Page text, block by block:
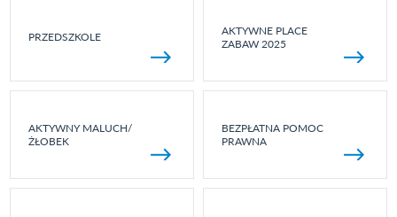
PRZEDSZKOLE
AKTYWNE PLACE
ZABAW 2025
AKTYWNY MALUCH/
ŻŁOBEK
BEZPŁATNA POMOC
PRAWNA